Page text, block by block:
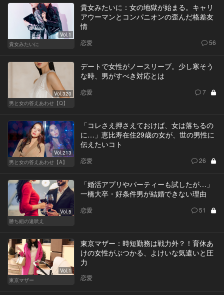
Vol.1
貴女みたいに
貴女みたいに：女の地獄が始まる。キャリ
アウーマンとコンパニオンの歪んだ格差友
情
恋愛 56
Vol.320
男と女の答えあわせ【Q】
デートで女性がノースリーブ。少し寒そう
な時、男がすべき対応とは
恋愛 7
Vol.213
男と女の答えあわせ【A】
「コレさえ押さえておけば、女は落ちるの
に…」恵比寿在住29歳の女が、世の男性に
伝えたいコト
恋愛 26
Vol.5
勝ち組の遠吠え
「婚活アプリやパーティーも試したが…」
一橋大卒・好条件男が結婚できない理由
恋愛 51
Vol.1
東京マザー
東京マザー：時短勤務は戦力外？！育休あ
けの女性がぶつかる、よけいな気遣いと圧
力
恋愛